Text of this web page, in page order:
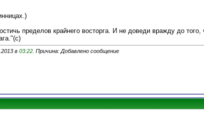
пределов крайнего восторга. И не доведи вражду до того,
в 03:22 . Причина: Добавлено сообщение